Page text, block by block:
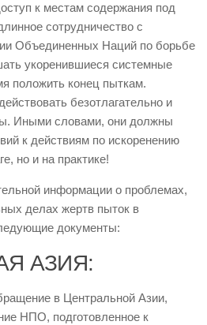
к местам содержания под
сотрудничество с
Объединенных Наций по борьбе
укоренившиеся системные
положить конец пыткам.
безотлагательно и
Иными словами, они должны
к действиям по искоренению
но и на практике!
информации о проблемах,
делах жертв пыток в
документы:
АЗИЯ:
в Центральной Азии,
НПО, подготовленное к